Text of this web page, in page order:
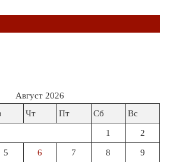
Август 2026
Чт Пт Сб Вс
1 2
5 6 7 8 9